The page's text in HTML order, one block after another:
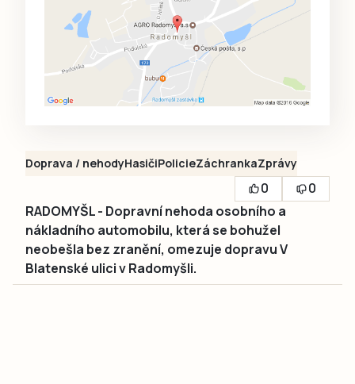
Doprava / nehodyHasičiPolicieZáchrankaZprávy
0
0
RADOMYŠL - Dopravní nehoda osobního a
nákladního automobilu, která se bohužel
neobešla bez zranění, omezuje dopravu V
Blatenské ulici v Radomyšli.